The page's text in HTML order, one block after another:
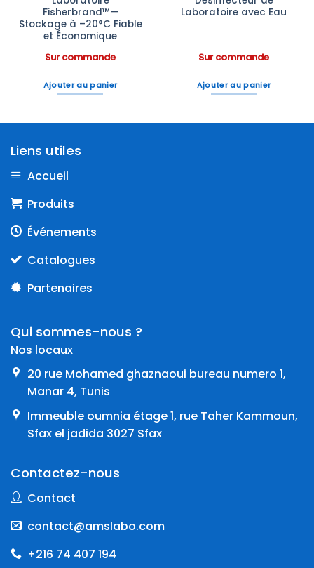
Fisherbrand™—
Stockage à –20°C Fiable
et Économique
Sur commande
Ajouter au panier
Laboratoire avec Eau
Sur commande
Ajouter au panier
Liens utiles
Accueil
Produits
Événements
Catalogues
Partenaires
Qui sommes-nous ?
Nos locaux
20 rue Mohamed ghaznaoui bureau numero 1,
Manar 4, Tunis
Immeuble oumnia étage 1, rue Taher Kammoun,
Sfax el jadida 3027 Sfax
Contactez-nous
Contact
contact@amslabo.com
+216 74 407 194